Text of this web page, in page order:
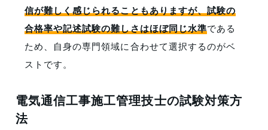
信が難しく感じられることもありますが、試験の
合格率や記述試験の難しさはほぼ同じ水準である
ため、自身の専門領域に合わせて選択するのがベ
ストです。
電気通信工事施工管理技士の試験対策方
法